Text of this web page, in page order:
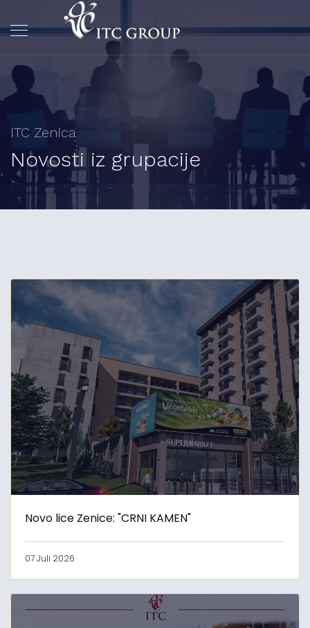
ITC Zenica
Novosti iz grupacije
Novo lice Zenice: "CRNI KAMEN"
07 Juli 2026